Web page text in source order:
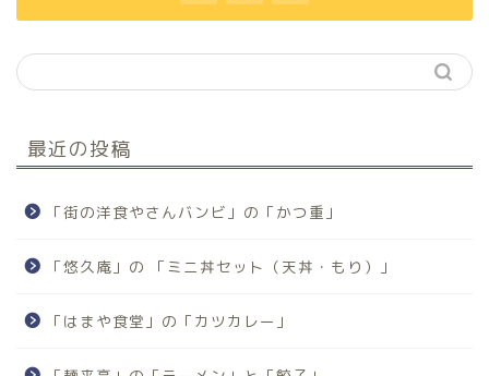
最近の投稿
「街の洋食やさんバンビ」の「かつ重」
「悠久庵」の 「ミニ丼セット（天丼・もり）」
「はまや食堂」の「カツカレー」